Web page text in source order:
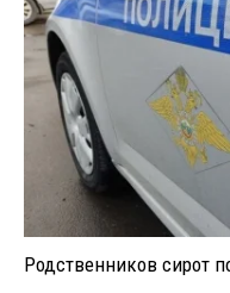
Родственников сирот